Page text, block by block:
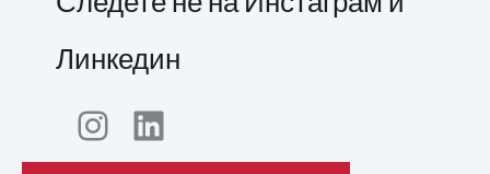
Линкедин